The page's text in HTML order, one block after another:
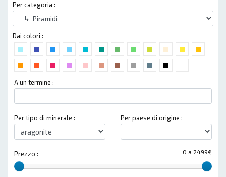
Per categoria :
Dai colori :
A un termine :
Per tipo di minerale : Per paese di origine :
0 a 2499€
Prezzo :